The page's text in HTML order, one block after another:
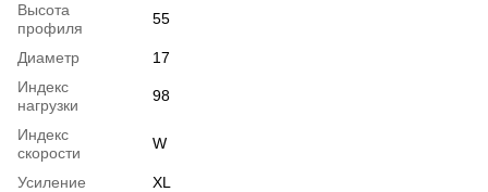
Высота
профиля
55
Диаметр
17
Индекс
нагрузки
98
Индекс
скорости
W
Усиление
XL